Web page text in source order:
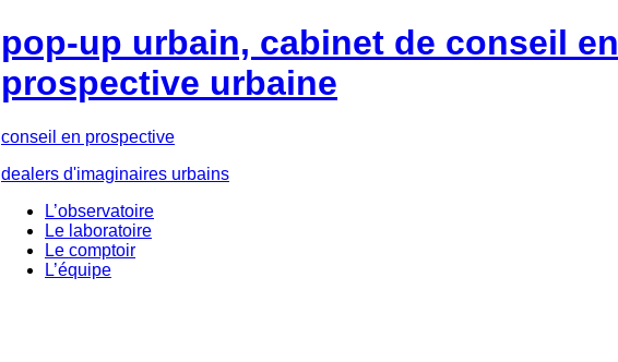
pop-up urbain, cabinet de conseil en
prospective urbaine
conseil en prospective
dealers d'imaginaires urbains
L’observatoire
Le laboratoire
Le comptoir
L’équipe